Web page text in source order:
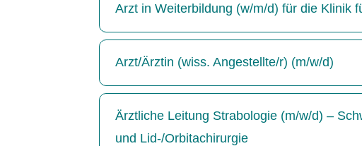
Arzt in Weiterbildung (w/m/d) für die Klinik
Arzt/Ärztin (wiss. Angestellte/r) (m/w/d)
Ärztliche Leitung Strabologie (m/w/d) –
und Lid-/Orbitachirurgie